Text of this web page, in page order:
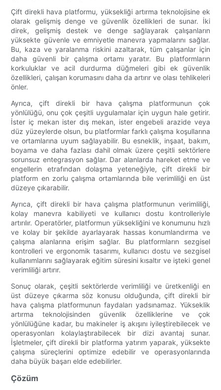
Çift direkli hava platformu, yüksekliği artırma teknolojisine ek
olarak gelişmiş denge ve güvenlik özellikleri de sunar. İki
direk, gelişmiş destek ve denge sağlayarak çalışanların
yüksekte güvenle ve emniyetle manevra yapmalarını sağlar.
Bu, kaza ve yaralanma riskini azaltarak, tüm çalışanlar için
daha güvenli bir çalışma ortamı yaratır. Bu platformların
korkuluklar ve acil durdurma düğmeleri gibi ek güvenlik
özellikleri, çalışan korumasını daha da artırır ve olası tehlikeleri
önler.
Ayrıca, çift direkli bir hava çalışma platformunun çok
yönlülüğü, onu çok çeşitli uygulamalar için uygun hale getirir.
İster iç mekan ister dış mekan, ister engebeli arazide veya
düz yüzeylerde olsun, bu platformlar farklı çalışma koşullarına
ve ortamlarına uyum sağlayabilir. Bu esneklik, inşaat, bakım,
boyama ve daha fazlası dahil olmak üzere çeşitli sektörlere
sorunsuz entegrasyon sağlar. Dar alanlarda hareket etme ve
engellerin etrafından dolaşma yeteneğiyle, çift direkli bir
platform en zorlu çalışma ortamlarında bile verimliliği en üst
düzeye çıkarabilir.
Ayrıca, çift direkli bir hava çalışma platformunun verimliliği,
kolay manevra kabiliyeti ve kullanıcı dostu kontrolleriyle
artırılır. Operatörler, platformun yüksekliğini ve konumunu hızlı
ve kolay bir şekilde ayarlayarak hassas konumlandırma ve
çalışma alanlarına erişim sağlar. Bu platformların sezgisel
kontrolleri ve ergonomik tasarımı, kullanıcı dostu ve sezgisel
kullanımlarını sağlayarak eğitim süresini kısaltır ve işteki genel
verimliliği artırır.
Sonuç olarak, çeşitli sektörlerde verimliliği ve üretkenliği en
üst düzeye çıkarma söz konusu olduğunda, çift direkli bir
hava çalışma platformunun faydaları yadsınamaz. Yükseklik
artırma teknolojisinden güvenlik özelliklerine ve çok
yönlülüğüne kadar, bu makineler iş akışını iyileştirebilecek ve
operasyonları kolaylaştırabilecek bir dizi avantaj sunar.
İşletmeler, çift direkli bir platforma yatırım yaparak, yüksekte
çalışma süreçlerini optimize edebilir ve operasyonlarında
daha büyük başarı elde edebilirler.
Çözüm